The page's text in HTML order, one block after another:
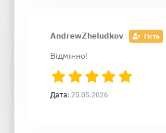
AndrewZheludkov Гість
Відмінно!
Дата: 25.05.2026